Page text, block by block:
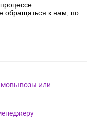
обращаться к нам, по
или